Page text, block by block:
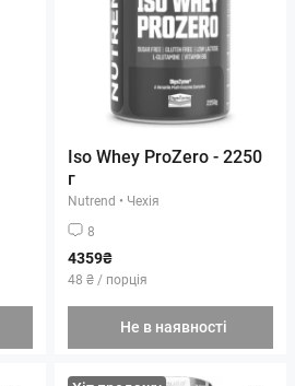
Iso Whey ProZero - 2250
г
Nutrend • Чехія
8
4359₴
48 ₴ / порція
Не в наявності